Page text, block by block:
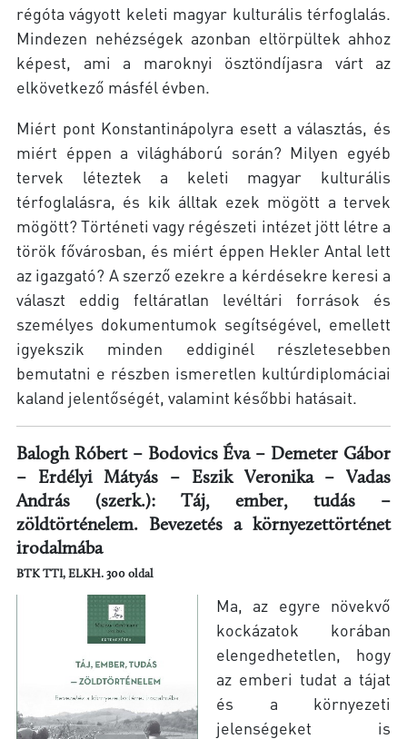
régóta vágyott keleti magyar kulturális térfoglalás.
Mindezen nehézségek azonban eltörpültek ahhoz
képest, ami a maroknyi ösztöndíjasra várt az
elkövetkező másfél évben.
Miért pont Konstantinápolyra esett a választás, és
miért éppen a világháború során? Milyen egyéb
tervek léteztek a keleti magyar kulturális
térfoglalásra, és kik álltak ezek mögött a tervek
mögött? Történeti vagy régészeti intézet jött létre a
török fővárosban, és miért éppen Hekler Antal lett
az igazgató? A szerző ezekre a kérdésekre keresi a
választ eddig feltáratlan levéltári források és
személyes dokumentumok segítségével, emellett
igyekszik minden eddiginél részletesebben
bemutatni e részben ismeretlen kultúrdiplomáciai
kaland jelentőségét, valamint későbbi hatásait.
Balogh Róbert – Bodovics Éva – Demeter Gábor
– Erdélyi Mátyás – Eszik Veronika – Vadas
András (szerk.): Táj, ember, tudás –
zöldtörténelem. Bevezetés a környezettörténet
irodalmába
BTK TTI, ELKH. 300 oldal
Ma, az egyre növekvő
kockázatok korában
elengedhetetlen, hogy
az emberi tudat a tájat
és a környezeti
jelenségeket is